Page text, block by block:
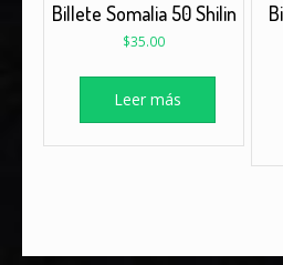
Billete Somalia 50 Shilin
$35.00
Leer más